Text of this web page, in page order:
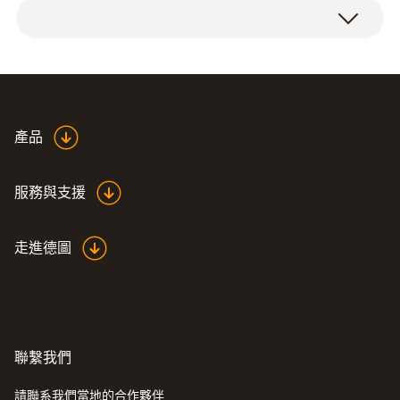
產品
服務與支援
走進德圖
聯繫我們
請聯系我們當地的合作夥伴